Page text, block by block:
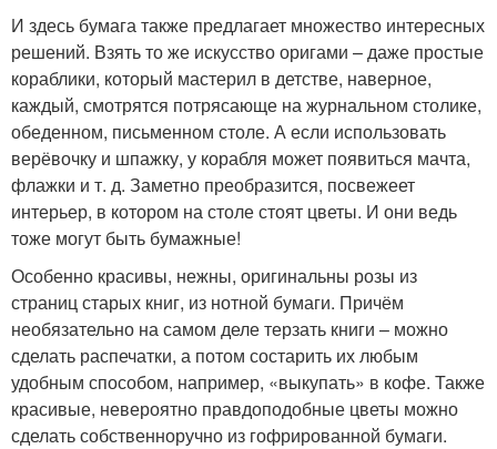
И здесь бумага также предлагает множество интересных
решений. Взять то же искусство оригами – даже простые
кораблики, который мастерил в детстве, наверное,
каждый, смотрятся потрясающе на журнальном столике,
обеденном, письменном столе. А если использовать
верёвочку и шпажку, у корабля может появиться мачта,
флажки и т. д. Заметно преобразится, посвежеет
интерьер, в котором на столе стоят цветы. И они ведь
тоже могут быть бумажные!
Особенно красивы, нежны, оригинальны розы из
страниц старых книг, из нотной бумаги. Причём
необязательно на самом деле терзать книги – можно
сделать распечатки, а потом состарить их любым
удобным способом, например, «выкупать» в кофе. Также
красивые, невероятно правдоподобные цветы можно
сделать собственноручно из гофрированной бумаги.